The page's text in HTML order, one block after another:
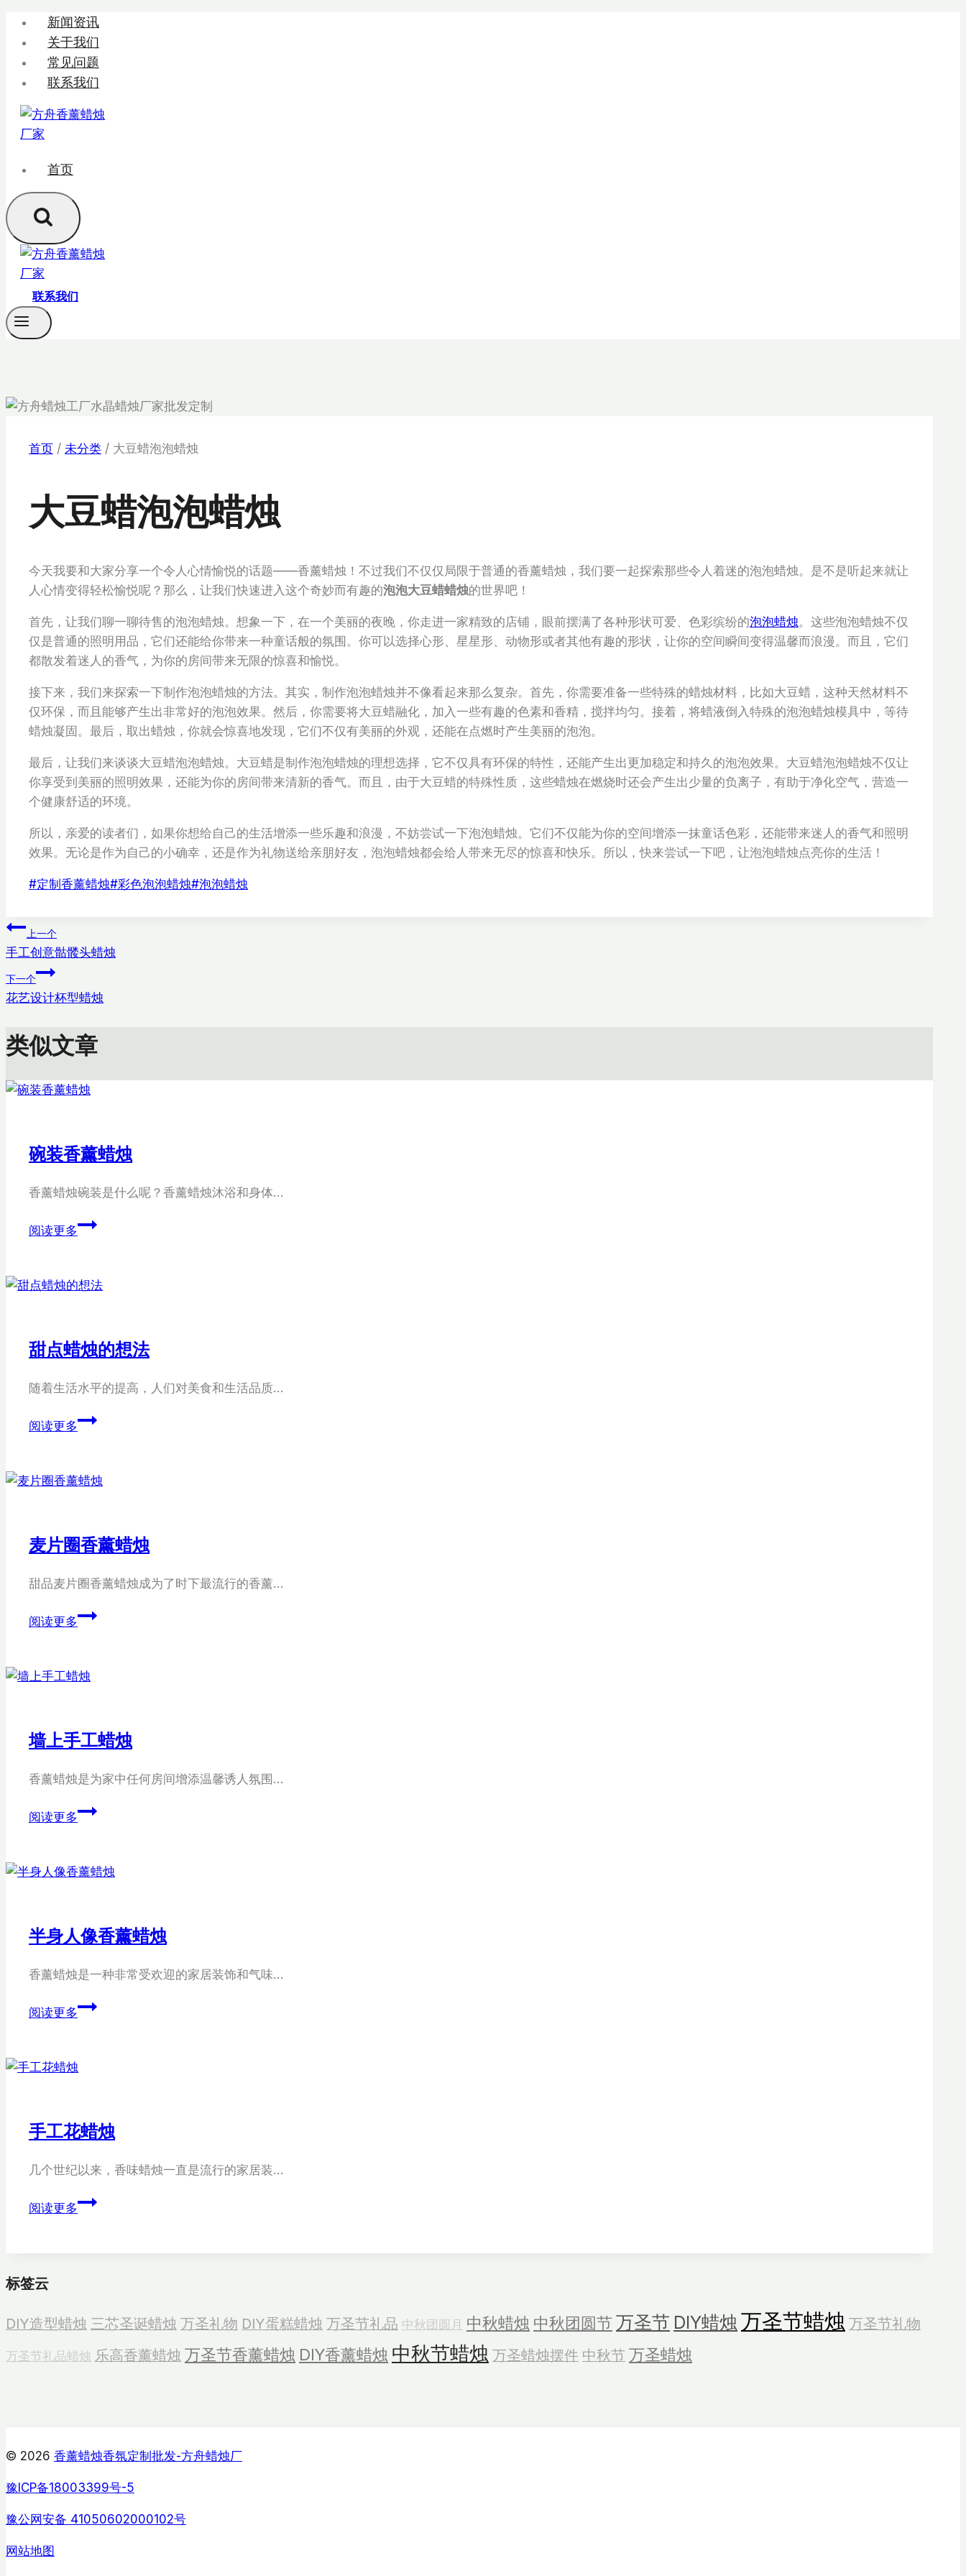
新闻资讯
关于我们
常见问题
联系我们
首页
联系我们
首页 / 未分类 / 大豆蜡泡泡蜡烛
大豆蜡泡泡蜡烛
今天我要和大家分享一个令人心情愉悦的话题——香薰蜡烛！不过我们不仅仅局限于普通的香薰蜡烛，我们要一起探索那些令人着迷的泡泡蜡烛。是不是听起来就让
人心情变得轻松愉悦呢？那么，让我们快速进入这个奇妙而有趣的泡泡大豆蜡蜡烛的世界吧！
首先，让我们聊一聊待售的泡泡蜡烛。想象一下，在一个美丽的夜晚，你走进一家精致的店铺，眼前摆满了各种形状可爱、色彩缤纷的泡泡蜡烛。这些泡泡蜡烛不仅
仅是普通的照明用品，它们还能给你带来一种童话般的氛围。你可以选择心形、星星形、动物形或者其他有趣的形状，让你的空间瞬间变得温馨而浪漫。而且，它们
都散发着迷人的香气，为你的房间带来无限的惊喜和愉悦。
接下来，我们来探索一下制作泡泡蜡烛的方法。其实，制作泡泡蜡烛并不像看起来那么复杂。首先，你需要准备一些特殊的蜡烛材料，比如大豆蜡，这种天然材料不
仅环保，而且能够产生出非常好的泡泡效果。然后，你需要将大豆蜡融化，加入一些有趣的色素和香精，搅拌均匀。接着，将蜡液倒入特殊的泡泡蜡烛模具中，等待
蜡烛凝固。最后，取出蜡烛，你就会惊喜地发现，它们不仅有美丽的外观，还能在点燃时产生美丽的泡泡。
最后，让我们来谈谈大豆蜡泡泡蜡烛。大豆蜡是制作泡泡蜡烛的理想选择，它不仅具有环保的特性，还能产生出更加稳定和持久的泡泡效果。大豆蜡泡泡蜡烛不仅让
你享受到美丽的照明效果，还能为你的房间带来清新的香气。而且，由于大豆蜡的特殊性质，这些蜡烛在燃烧时还会产生出少量的负离子，有助于净化空气，营造一
个健康舒适的环境。
所以，亲爱的读者们，如果你想给自己的生活增添一些乐趣和浪漫，不妨尝试一下泡泡蜡烛。它们不仅能为你的空间增添一抹童话色彩，还能带来迷人的香气和照明
效果。无论是作为自己的小确幸，还是作为礼物送给亲朋好友，泡泡蜡烛都会给人带来无尽的惊喜和快乐。所以，快来尝试一下吧，让泡泡蜡烛点亮你的生活！
文
签：
#定制香薰蜡烛#彩色泡泡蜡烛#泡泡蜡烛
文
章
导
航
上一个
手工创意骷髅头蜡烛
下一个
花艺设计杯型蜡烛
类似文章
碗装香薰蜡烛
香薰蜡烛碗装是什么呢？香薰蜡烛沐浴和身体…
阅读更多碗
薰
甜点蜡烛的想法
随着生活水平的提高，人们对美食和生活品质…
阅读更多甜
烛
法
麦片圈香薰蜡烛
甜品麦片圈香薰蜡烛成为了时下最流行的香薰…
阅读更多麦
香
烛
墙上手工蜡烛
香薰蜡烛是为家中任何房间增添温馨诱人氛围…
阅读更多墙
工
半身人像香薰蜡烛
香薰蜡烛是一种非常受欢迎的家居装饰和气味…
阅读更多半
像
蜡
烛
手工花蜡烛
几个世纪以来，香味蜡烛一直是流行的家居装…
阅读更多手
标签云
DIY造型蜡烛 三芯圣诞蜡烛 万圣礼物 DIY蛋糕蜡烛 万圣节礼品 中秋团圆月 中秋蜡烛 中秋团圆节 万圣节 DIY蜡烛 万圣节蜡烛 万圣节礼物
万圣节礼品蜡烛 乐高香薰蜡烛 万圣节香薰蜡烛 DIY香薰蜡烛 中秋节蜡烛 万圣蜡烛摆件 中秋节 万圣蜡烛
© 2026 香薰蜡烛香氛定制批发-方舟蜡烛厂
豫ICP备18003399号-5
豫公网安备 41050602000102号
网站地图